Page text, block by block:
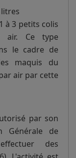
litres
à 3 petits colis
air. Ce type
le cadre de
maquis du
air par cette
par son
Générale de
des